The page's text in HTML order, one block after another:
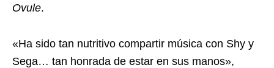
Ovule.
«Ha sido tan nutritivo compartir música con Shy y
Sega… tan honrada de estar en sus manos»,